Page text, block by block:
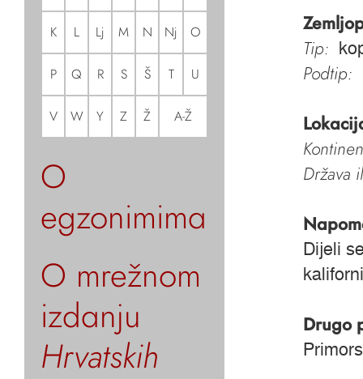
K L Lj M N Nj O
P Q R S Š T U
V W Y Z Ž A-Ž
O
egzonimima
O mrežnom
izdanju
Hrvatskih
Tip:
Podtip:
Država
Dijeli
Drugo